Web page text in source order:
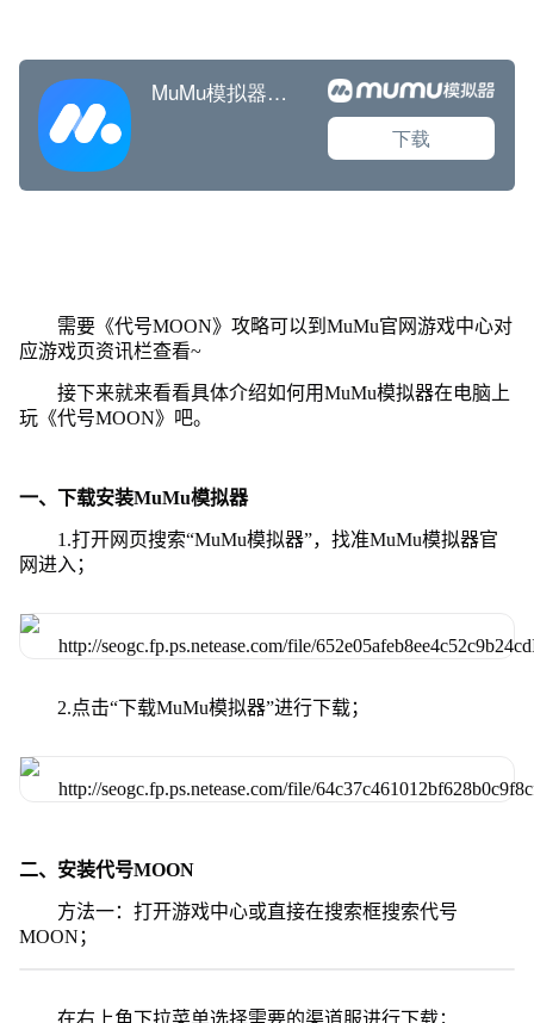
需要《代号MOON》攻略可以到MuMu官网游戏中心对
应游戏页资讯栏查看~
接下来就来看看具体介绍如何用MuMu模拟器在电脑上
玩《代号MOON》吧。
一、下载安装MuMu模拟器
1.打开网页搜索“MuMu模拟器”，找准MuMu模拟器官
网进入；
2.点击“下载MuMu模拟器”进行下载；
二、安装代号MOON
方法一：打开游戏中心或直接在搜索框搜索代号
MOON；
在右上角下拉菜单选择需要的渠道服进行下载；